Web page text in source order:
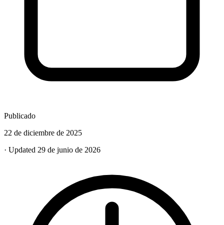
Publicado
22 de diciembre de 2025
· Updated 29 de junio de 2026